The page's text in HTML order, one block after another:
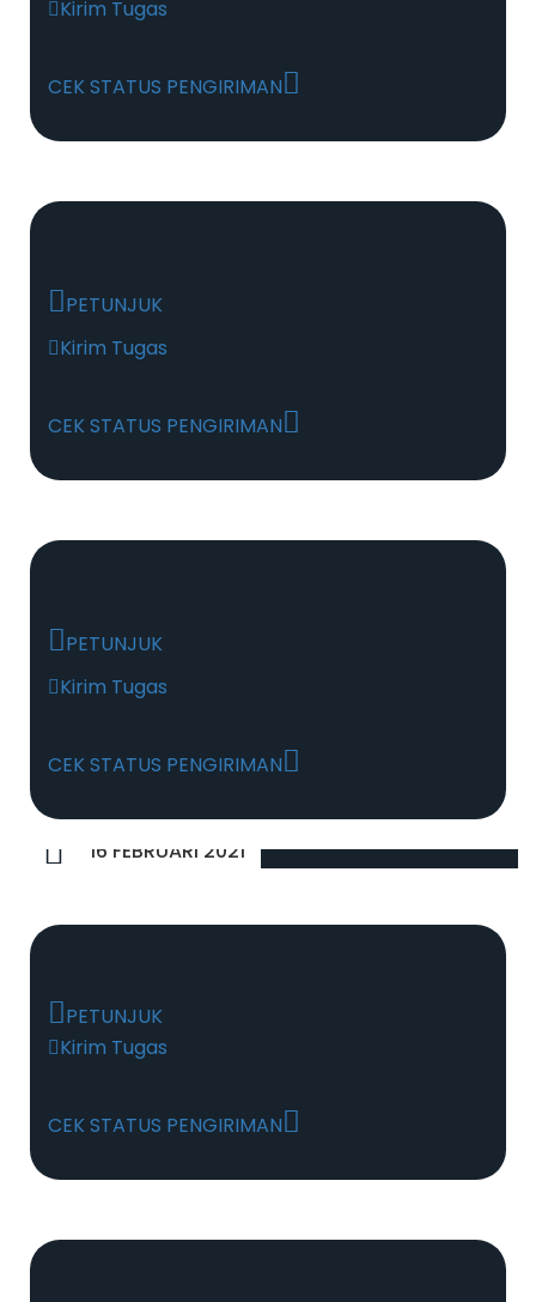
Kirim Tugas
CEK STATUS PENGIRIMAN
PETUNJUK
Kirim Tugas
CEK STATUS PENGIRIMAN
PETUNJUK
Kirim Tugas
CEK STATUS PENGIRIMAN
16 FEBRUARI 2021
PETUNJUK
Kirim Tugas
CEK STATUS PENGIRIMAN